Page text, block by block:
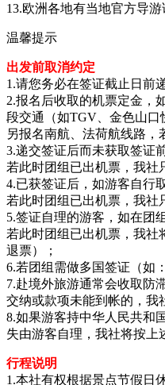
13.欧洲各地有当地官方导
温馨提示
出发前取消约定
1.请您务必在签证截止日前
2.报名后收取的机票定金，
段交通（如TGV、金色山口
另报名南航、法荷航线路，
3.递交签证后而未获取签证
若此时团组已出机票，我社
4.已获签证后，如游客自行
若此时团组已出机票，我社
5.签证自理的游客，如在团
若此时团组已出机票，我
退票）；
6.若团组需做多国签证（如
7.赴境外旅游通常会收取防
交纳或款项未能到帐的，我
8.如果游客持中华人民共和
失由游客自理，我社将按上
行程说明
1.本社有权根据景点节假日